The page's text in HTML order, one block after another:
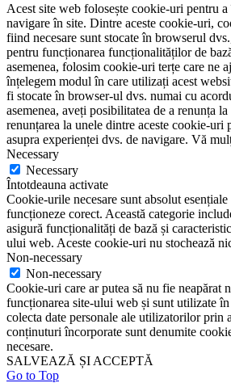
Acest site web folosește cookie-uri pentru
navigare în site. Dintre aceste cookie-uri,
fiind necesare sunt stocate în browserul
pentru funcționarea funcționalităților de
asemenea, folosim cookie-uri terțe care ne
înțelegem modul în care utilizați acest
fi stocate în browser-ul dvs. numai cu
asemenea, aveți posibilitatea de a renunța
renunțarea la unele dintre aceste cookie-uri
asupra experienței dvs. de navigare. Vă
Necessary
Necessary
Întotdeauna activate
Cookie-urile necesare sunt absolut
funcționeze corect. Această categorie
asigură funcționalități de bază și
ului web. Aceste cookie-uri nu stochează
Non-necessary
Non-necessary
Cookie-uri care ar putea să nu fie neapărat
funcționarea site-ului web și sunt utilizate
colecta date personale ale utilizatorilor prin
conținuturi încorporate sunt denumite
necesare.
SALVEAZĂ ȘI ACCEPTĂ
Go to Top